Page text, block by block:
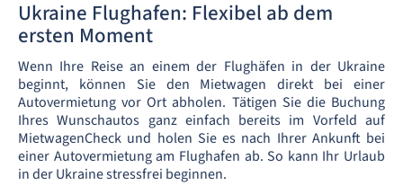
Ukraine Flughafen: Flexibel ab dem
ersten Moment
Wenn Ihre Reise an einem der Flughäfen in der Ukraine
beginnt, können Sie den Mietwagen direkt bei einer
Autovermietung vor Ort abholen. Tätigen Sie die Buchung
Ihres Wunschautos ganz einfach bereits im Vorfeld auf
MietwagenCheck und holen Sie es nach Ihrer Ankunft bei
einer Autovermietung am Flughafen ab. So kann Ihr Urlaub
in der Ukraine stressfrei beginnen.